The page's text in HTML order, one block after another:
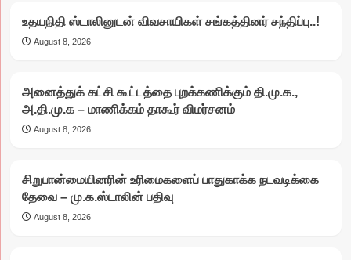
உதயநிதி ஸ்டாலினுடன் விவசாயிகள் சங்கத்தினர் சந்திப்பு..!
August 8, 2026
அனைத்துக் கட்சி கூட்டத்தை புறக்கணிக்கும் தி.மு.க.,
அ.தி.மு.க – மாணிக்கம் தாகூர் விமர்சனம்
August 8, 2026
சிறுபான்மையினரின் உரிமைகளைப் பாதுகாக்க நடவடிக்கை
தேவை – மு.க.ஸ்டாலின் பதிவு
August 8, 2026